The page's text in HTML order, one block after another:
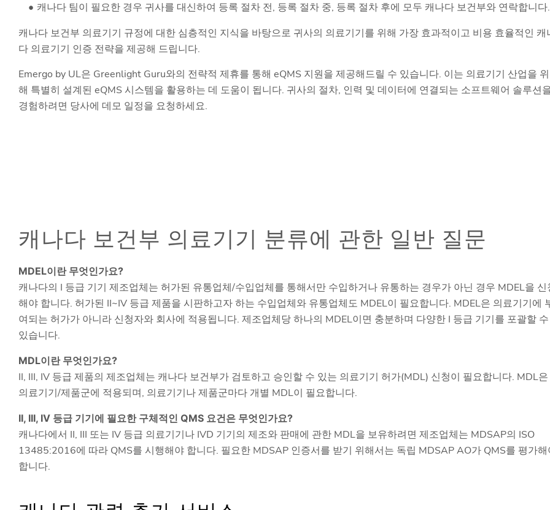
캐나다 팀이 필요한 경우 귀사를 대신하여 등록 절차 전, 등록 절차 중, 등록 절차 후에 모두 캐나다 보건부와 연락합니다.
캐나다 보건부 의료기기 규정에 대한 심층적인 지식을 바탕으로 귀사의 의료기기를 위해 가장 효과적이고 비용 효율적인 캐
다 의료기기 인증 전략을 제공해 드립니다.
Emergo by UL은 Greenlight Guru와의 전략적 제휴를 통해 eQMS 지원을 제공해드릴 수 있습니다. 이는 의료기기 산업을 위
해 특별히 설계된 eQMS 시스템을 활용하는 데 도움이 됩니다. 귀사의 절차, 인력 및 데이터에 연결되는 소프트웨어 솔루션
경험하려면 당사에 데모 일정을 요청하세요.
캐나다 보건부 의료기기 분류에 관한 일반 질문
MDEL이란 무엇인가요?
캐나다의 I 등급 기기 제조업체는 허가된 유통업체/수입업체를 통해서만 수입하거나 유통하는 경우가 아닌 경우 MDEL을 신
해야 합니다. 허가된 II~IV 등급 제품을 시판하고자 하는 수입업체와 유통업체도 MDEL이 필요합니다. MDEL은 의료기기에
여되는 허가가 아니라 신청자와 회사에 적용됩니다. 제조업체당 하나의 MDEL이면 충분하며 다양한 I 등급 기기를 포괄할 수
있습니다.
MDL이란 무엇인가요?
II, III, IV 등급 제품의 제조업체는 캐나다 보건부가 검토하고 승인할 수 있는 의료기기 허가(MDL) 신청이 필요합니다. MDL은
의료기기/제품군에 적용되며, 의료기기나 제품군마다 개별 MDL이 필요합니다.
II, III, IV 등급 기기에 필요한 구체적인 QMS 요건은 무엇인가요?
캐나다에서 II, III 또는 IV 등급 의료기기나 IVD 기기의 제조와 판매에 관한 MDL을 보유하려면 제조업체는 MDSAP의 ISO
13485:2016에 따라 QMS를 시행해야 합니다. 필요한 MDSAP 인증서를 받기 위해서는 독립 MDSAP AO가 QMS를 평가해
합니다.